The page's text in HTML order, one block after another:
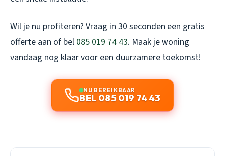
Wil je nu profiteren? Vraag in 30 seconden een gratis
offerte aan of bel 085 019 74 43. Maak je woning
vandaag nog klaar voor een duurzamere toekomst!
NU BEREIKBAAR
BEL 085 019 74 43